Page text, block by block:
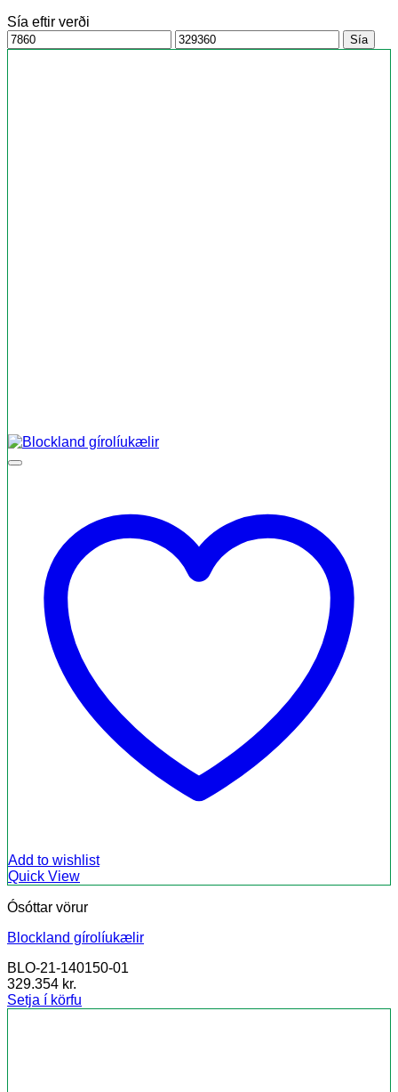
Sía eftir verði
Ódýrasta
verð
Dýrasta
verð
Sía
Add to wishlist
Quick View
Ósóttar vörur
Blockland gírolíukælir
BLO-21-140150-01
329.354 kr.
Setja í körfu